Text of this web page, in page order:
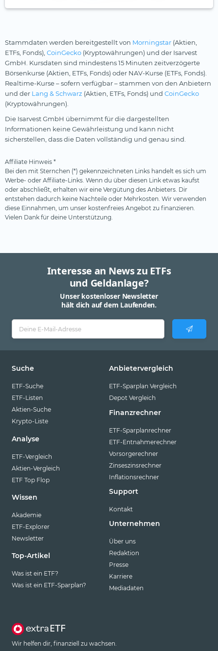
Stammdaten werden bereitgestellt von Morningstar (Aktien,
ETFs, Fonds), CoinGecko (Kryptowährungen) und der Isarvest
GmbH. Kursdaten sind mindestens 15 Minuten zeitverzögerte
Börsenkurse (Aktien, ETFs, Fonds) oder NAV-Kurse (ETFs, Fonds).
Realtime-Kurse – sofern verfügbar – stammen von den Anbietern
und der Lang & Schwarz (Aktien, ETFs, Fonds) und CoinGecko
(Kryptowährungen).
Die Isarvest GmbH übernimmt für die dargestellten
Informationen keine Gewährleistung und kann nicht
sicherstellen, dass die Daten vollständig und genau sind.
Affiliate Hinweis *
Bei den mit Sternchen (*) gekennzeichneten Links handelt es sich um
Werbe- oder Affiliate-Links. Wenn du über diesen Link etwas kaufst
oder abschließt, erhalten wir eine Vergütung des Anbieters. Dir
entstehen dadurch keine Nachteile oder Mehrkosten. Wir verwenden
diese Einnahmen, um unser kostenfreies Angebot zu finanzieren.
Vielen Dank für deine Unterstützung.
Interesse an News zu ETFs
und Geldanlage?
Unser kostenloser Newsletter
hält dich auf dem Laufenden.
Suche
ETF-Suche
ETF-Listen
Aktien-Suche
Krypto-Liste
Analyse
ETF-Vergleich
Aktien-Vergleich
ETF Top Flop
Wissen
Akademie
ETF-Explorer
Newsletter
Top-Artikel
Was ist ein ETF?
Was ist ein ETF-Sparplan?
Anbietervergleich
ETF-Sparplan Vergleich
Depot Vergleich
Finanzrechner
ETF-Sparplanrechner
ETF-Entnahmerechner
Vorsorgerechner
Zinseszinsrechner
Inflationsrechner
Support
Kontakt
Unternehmen
Über uns
Redaktion
Presse
Karriere
Mediadaten
Wir helfen dir, finanziell zu wachsen.